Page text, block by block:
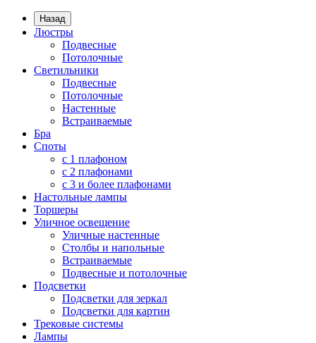
Назад
Люстры
Подвесные
Потолочные
Светильники
Подвесные
Потолочные
Настенные
Встраиваемые
Бра
Споты
с 1 плафоном
с 2 плафонами
с 3 и более плафонами
Настольные лампы
Торшеры
Уличное освещение
Уличные настенные
Столбы и напольные
Встраиваемые
Подвесные и потолочные
Подсветки
Подсветки для зеркал
Подсветки для картин
Трековые системы
Лампы